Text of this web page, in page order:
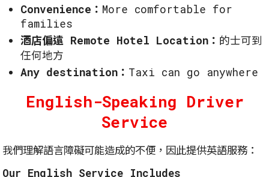
Convenience： More comfortable for
families
酒店偏遠 Remote Hotel Location： 的士可到
任何地方
Any destination： Taxi can go anywhere
English-Speaking Driver
Service
我們理解語言障礙可能造成的不便，因此提供英語服務：
Our English Service Includes